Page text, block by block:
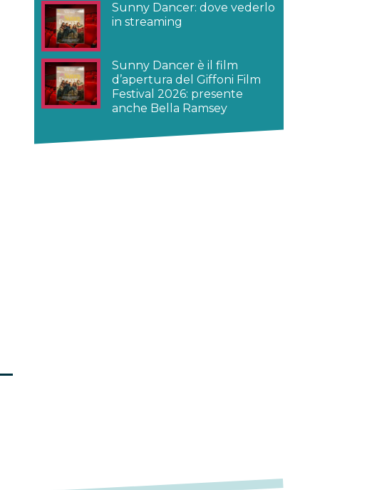
Sunny Dancer: dove vederlo
in streaming
Sunny Dancer è il film
d’apertura del Giffoni Film
Festival 2026: presente
anche Bella Ramsey